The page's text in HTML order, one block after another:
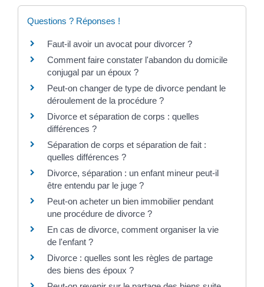
Questions ? Réponses !
Faut-il avoir un avocat pour divorcer ?
Comment faire constater l'abandon du domicile
conjugal par un époux ?
Peut-on changer de type de divorce pendant le
déroulement de la procédure ?
Divorce et séparation de corps : quelles
différences ?
Séparation de corps et séparation de fait :
quelles différences ?
Divorce, séparation : un enfant mineur peut-il
être entendu par le juge ?
Peut-on acheter un bien immobilier pendant
une procédure de divorce ?
En cas de divorce, comment organiser la vie
de l'enfant ?
Divorce : quelles sont les règles de partage
des biens des époux ?